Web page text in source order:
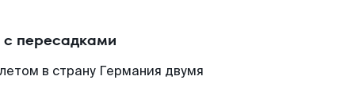
пересадками
в страну Германия двумя